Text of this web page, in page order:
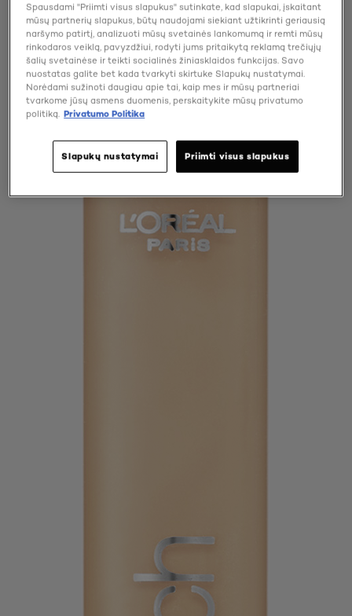
Spausdami "Priimti visus slapukus" sutinkate, kad slapukai, įskaitant
mūsų partnerių slapukus, būtų naudojami siekiant užtikrinti geriausią
naršymo patirtį, analizuoti mūsų svetainės lankomumą ir remti mūsų
rinkodaros veiklą, pavyzdžiui, rodyti jums pritaikytą reklamą trečiųjų
šalių svetainėse ir teikti socialinės žiniasklaidos funkcijas. Savo
nuostatas galite bet kada tvarkyti skirtuke Slapukų nustatymai.
Norėdami sužinoti daugiau apie tai, kaip mes ir mūsų partneriai
tvarkome jūsų asmens duomenis, perskaitykite mūsų privatumo
politiką. Privatumo Politika
Slapukų nustatymai Priimti visus slapukus